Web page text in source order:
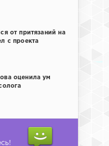
от притязаний на
с проекта
оценила ум